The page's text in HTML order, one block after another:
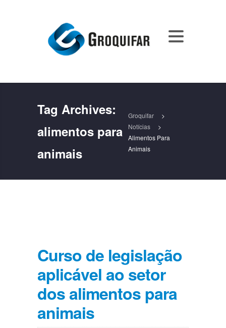
Tag Archives:
alimentos para
animais
Groquifar
>
Notícias
>
Alimentos Para
Animais
Curso de legislação
aplicável ao setor
dos alimentos para
animais